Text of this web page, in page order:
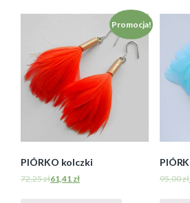
Promocja!
PIÓRKO kolczki
72,25zł61,41 zł 95,00zł